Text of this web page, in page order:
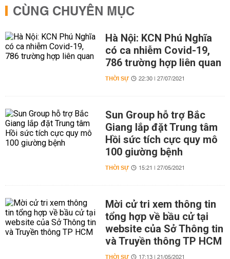
CÙNG CHUYÊN MỤC
Hà Nội: KCN Phú Nghĩa
có ca nhiễm Covid-19,
786 trường hợp liên quan
THỜI SỰ 22:30 | 27/07/2021
Sun Group hỗ trợ Bắc
Giang lắp đặt Trung tâm
Hồi sức tích cực quy mô
100 giường bệnh
THỜI SỰ 15:21 | 27/05/2021
Mời cử tri xem thông tin
tổng hợp về bầu cử tại
website của Sở Thông tin
và Truyền thông TP HCM